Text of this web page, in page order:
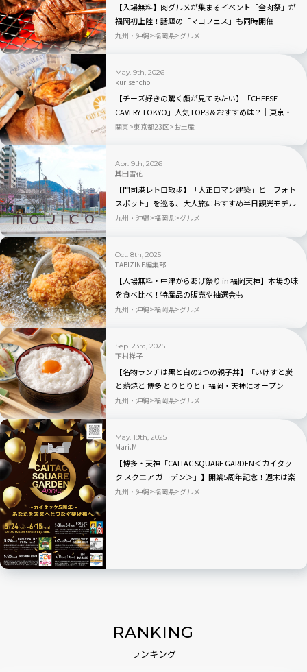
【入場無料】肉グルメが集まるイベント「全肉祭」が
福岡初上陸！話題の「マヨフェス」も同時開催
九州・沖縄 福岡県 グルメ
May. 9th, 2026
kurisencho
【チーズ好きの驚く顔が見てみたい】「CHEESE
CAVERY TOKYO」人気TOP3＆おすすめは？｜東京・
福岡の大人な手土産
関東 東京都23区 お土産
Apr. 9th, 2026
其田雪花
【門司港レトロ散歩】「大正ロマン建築」と「フォト
スポット」を巡る、大人旅におすすめ半日観光モデル
コース
九州・沖縄 福岡県 グルメ
Oct. 8th, 2025
TABIZINE編集部
【入場無料・中津からあげ祭り in 福岡天神】本場の味
を食べ比べ！特産品の販売や抽選会も
九州・沖縄 福岡県 グルメ
Sep. 23rd, 2025
下村祥子
【名物ランチは黒と白の2つの親子丼】「いけすと炭
と薪焼と 博多 とりとりと」福岡・天神にオープン
九州・沖縄 福岡県 グルメ
May. 19th, 2025
Mari.M
【博多・天神「CAITAC SQUARE GARDEN＜カイタッ
ク スクエア ガーデン＞」】開業5周年記念！週末は楽
しいイベントが盛りだくさん
九州・沖縄 福岡県 グルメ
RANKING
ランキング